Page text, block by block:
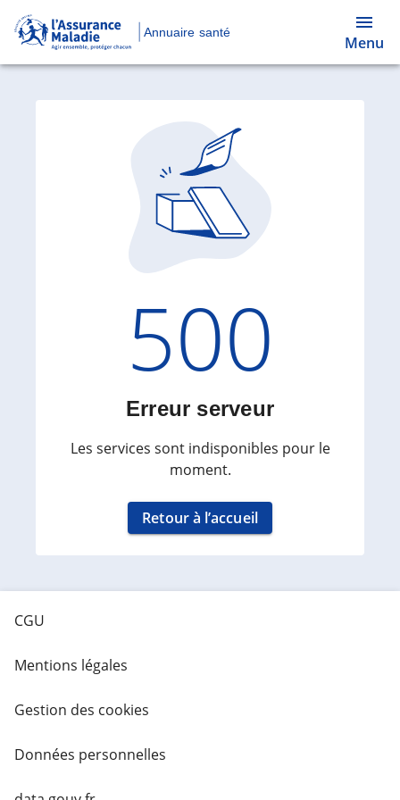
Annuaire santé
Menu
Code
500
Erreur serveur
Les services sont indisponibles pour le
moment.
Retour à l’accueil
CGU
Mentions légales
Gestion des cookies
Données personnelles